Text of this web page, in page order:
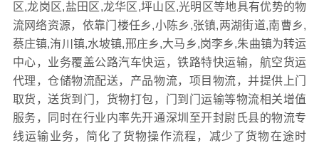
区,龙岗区,盐田区,龙华区,坪山区,光明区等地具有优势的物
流网络资源，依靠门楼任乡,小陈乡,张镇,两湖街道,南曹乡,
蔡庄镇,洧川镇,水坡镇,邢庄乡,大马乡,岗李乡,朱曲镇为转运
中心，业务覆盖公路汽车快运，铁路特快运输，航空货运
代理，仓储物流配送，产品物流，项目物流，并提供上门
取货，送货到门，货物打包，门到门运输等物流相关增值
服务，同时在行业内率先开通深圳至开封尉氏县的物流专
线运输业务，简化了货物操作流程，减少了货物在途时